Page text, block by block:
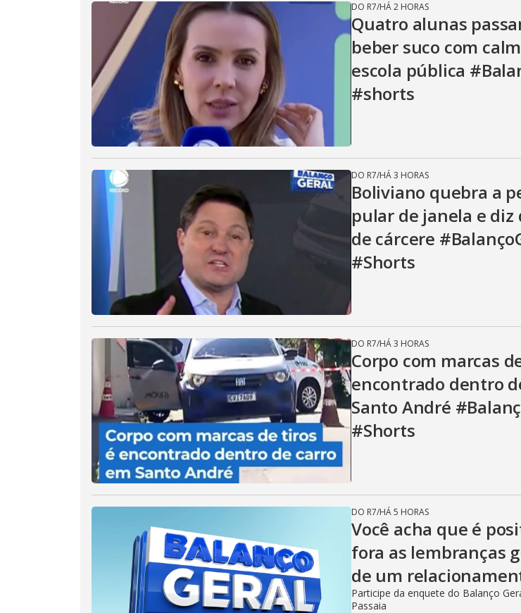
DO R7/HÁ 2 HORAS
Quatro alunas
beber suco com
escola pública
#shorts
DO R7/HÁ 3 HORAS
Boliviano quebra a
pular de janela e diz
de cárcere
#Shorts
DO R7/HÁ 3 HORAS
Corpo com marcas
encontrado dentro
Santo André
#Shorts
DO R7/HÁ 5 HORAS
Você acha que é
fora as lembranças
de um
Participe da enquete do Balanço
Passaia